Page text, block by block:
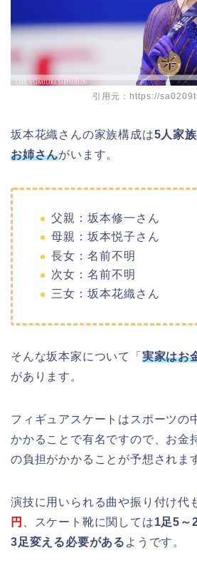
引用元：https://
坂本花織さんの家族構成は5人家族
お姉さんがいます。
父親：坂本修一さん
母親：坂本悦子さん
長女：名前不明
次女：名前不明
三女：坂本花織さん
そんな坂本家について「 実家はお
があります。
フィギュアスケートはスポーツの
かかることで有名ですので、お金
の負担がかかることが予想されま
演技に用いられる曲や振り付け代
円
、スケート靴に関しては1足5～
3足変える必要がある ようです。